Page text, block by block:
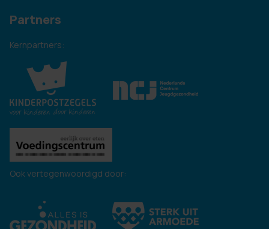
Partners
Kernpartners:
Ook vertegenwoordigd door: